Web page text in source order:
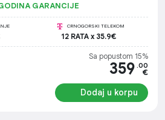
GARANCIJE
CRNOGORSKI TELEKOM
12 RATA x 35.9€
Sa popustom 15%
359 .00
€
Dodaj u korpu